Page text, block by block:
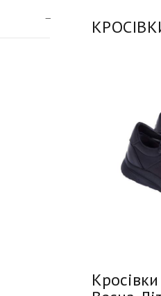
Кросівки